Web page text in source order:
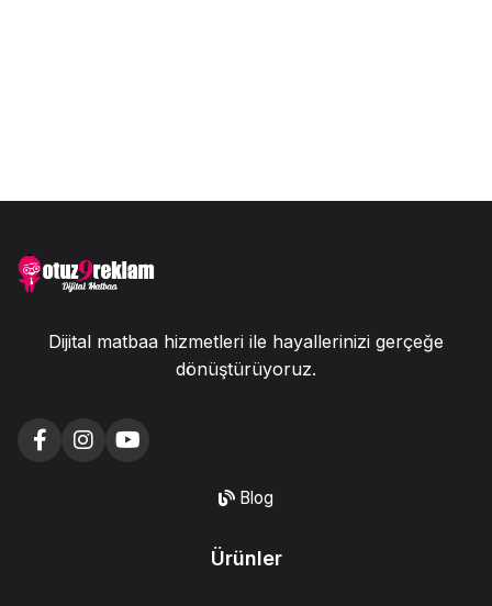
Dijital matbaa hizmetleri ile hayallerinizi gerçeğe
dönüştürüyoruz.
Blog
Ürünler